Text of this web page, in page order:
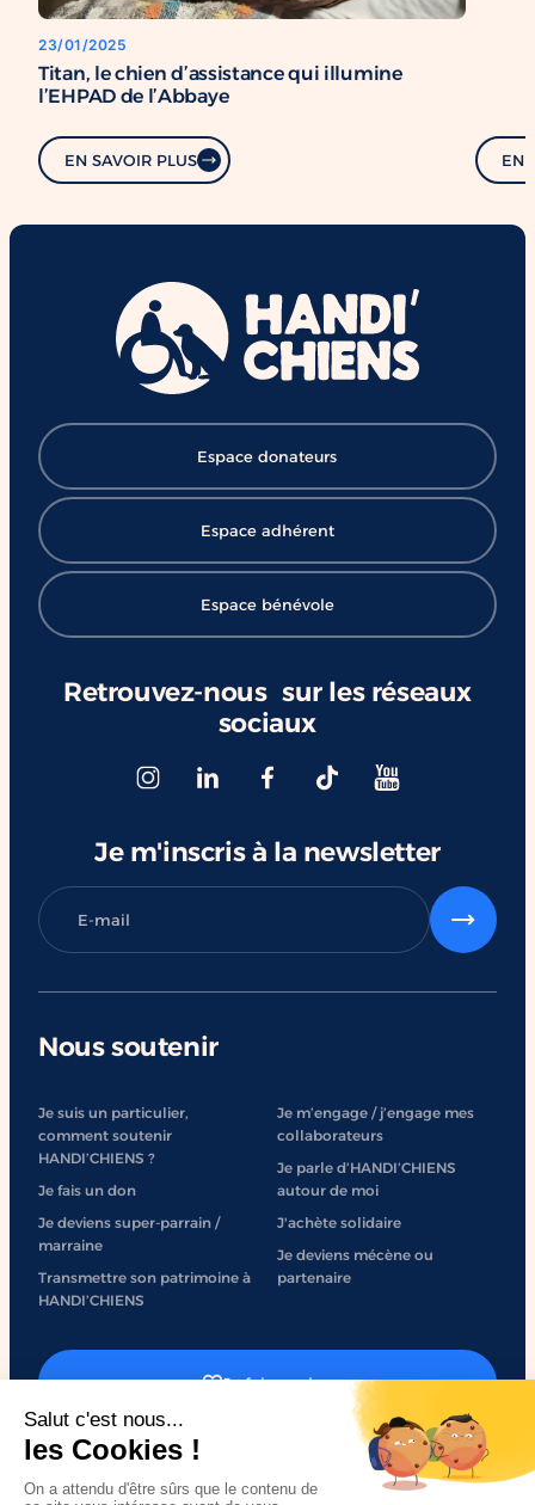
23/01/2025
Titan, le chien d’assistance qui illumine
l’EHPAD de l’Abbaye
EN SAVOIR PLUS EN
Retrouvez-nous sur les réseaux
sociaux
Espace donateurs
Espace adhérent
Espace bénévole
Je m'inscris à la newsletter
Nous soutenir
Je suis un particulier,
comment soutenir
HANDI’CHIENS ?
Je fais un don
Je deviens super-parrain /
marraine
Transmettre son patrimoine à
HANDI’CHIENS
Je m’engage / j’engage mes
collaborateurs
Je parle d’HANDI’CHIENS
autour de moi
J'achète solidaire
Je deviens mécène ou
partenaire
Je fais un don
J'engage mon entreprise